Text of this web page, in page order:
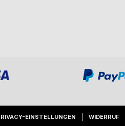
EINSTELLUNGEN WIDERRUF